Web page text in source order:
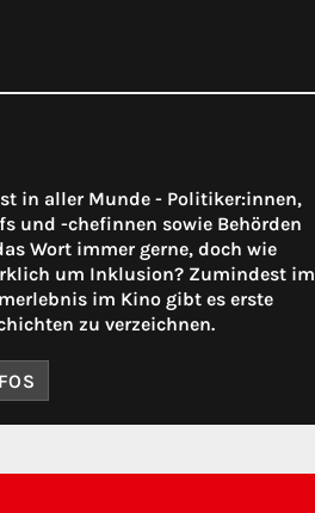
in aller Munde - Politiker:innen,
und -chefinnen sowie Behörden
Wort immer gerne, doch wie
um Inklusion? Zumindest im
im Kino gibt es erste
zu verzeichnen.